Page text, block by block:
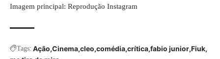
Imagem principal: Reprodução Instagram
Tags: Ação Cinema cleo comédia crítica fabio junior Fiuk